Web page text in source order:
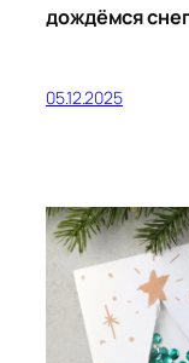
дождёмся
05.12.2025